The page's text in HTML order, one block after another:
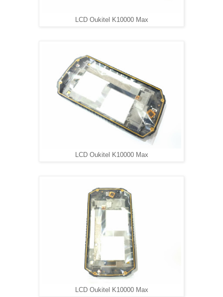
LCD Oukitel K10000 Max
LCD Oukitel K10000 Max
LCD Oukitel K10000 Max